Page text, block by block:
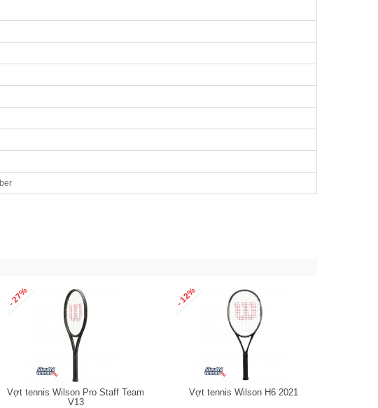
- 27%
Vợt tennis Wilson Pro Staff Team
V13
- 12%
Vợt tennis Wilson H6 2021